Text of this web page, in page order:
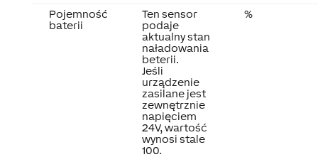
Pojemność
baterii
Ten sensor
podaje
aktualny stan
naładowania
beterii.
Jeśli
urządzenie
zasilane jest
zewnętrznie
napięciem
24V, wartość
wynosi stale
100.
%